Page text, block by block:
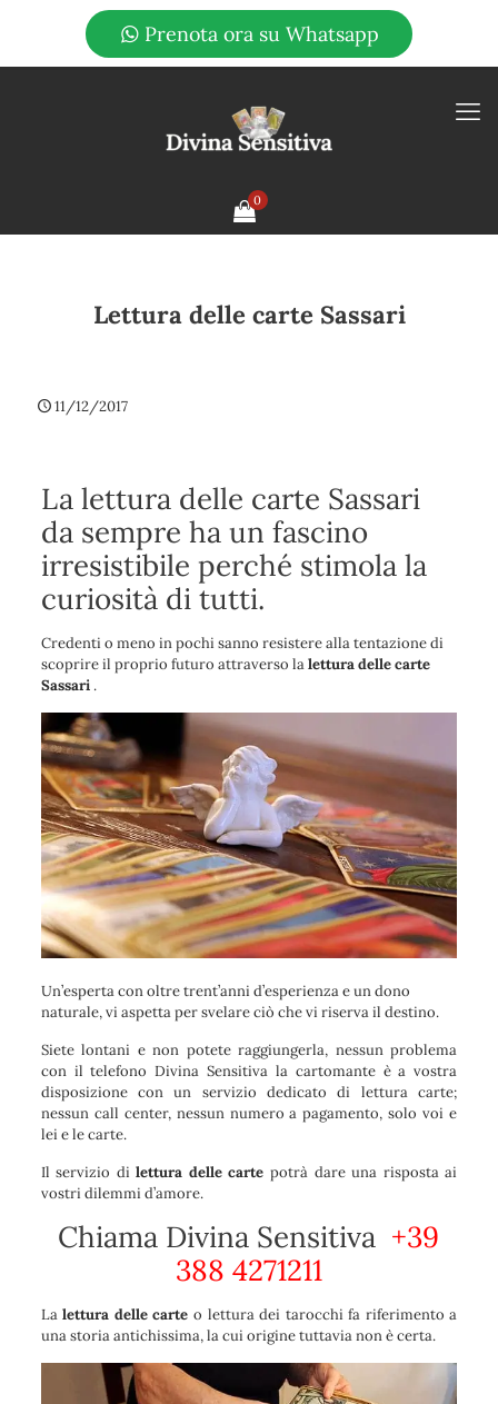
Prenota ora su Whatsapp
0
Lettura delle carte Sassari
11/12/2017
La lettura delle carte Sassari
da sempre ha un fascino
irresistibile perché stimola la
curiosità di tutti.
Credenti o meno in pochi sanno resistere alla tentazione di
scoprire il proprio futuro attraverso lalettura delle carte
Sassari .
Un’esperta con oltre trent’anni d’esperienza e un dono
naturale, vi aspetta per svelare ciò che vi riserva il destino.
Siete lontani e non potete raggiungerla, nessun problema
con il telefono Divina Sensitiva la cartomante è a vostra
disposizione con un servizio dedicato di lettura carte;
nessun call center, nessun numero a pagamento, solo voi e
lei e le carte.
Il servizio dilettura delle cartepotrà dare una risposta ai
vostri dilemmi d’amore.
Chiama Divina Sensitiva +39
388 4271211
Lalettura delle carte o lettura dei tarocchi fa riferimento a
una storia antichissima, la cui origine tuttavia non è certa.